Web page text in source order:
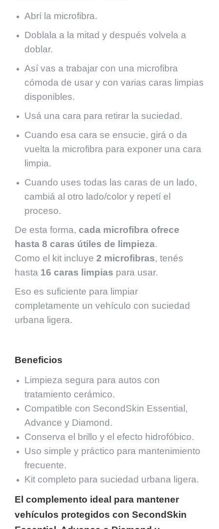
Abrí la microfibra.
Doblala a la mitad y después volvela a
doblar.
Así vas a trabajar con una microfibra
cómoda de usar y con varias caras limpias
disponibles.
Usá una cara para retirar la suciedad.
Cuando esa cara se ensucie, girá o da
vuelta la microfibra para exponer una cara
limpia.
Cuando uses todas las caras de un lado,
cambiá al otro lado/color y repetí el
proceso.
De esta forma, cada microfibra ofrece
hasta 8 caras útiles de limpieza.
Como el kit incluye 2 microfibras, tenés
hasta 16 caras limpias para usar.
Eso es suficiente para limpiar
completamente un vehículo con suciedad
urbana ligera.
Beneficios
Limpieza segura para autos con
tratamiento cerámico.
Compatible con SecondSkin Essential,
Advance y Diamond.
Conserva el brillo y el efecto hidrofóbico.
Uso simple y práctico para mantenimiento
frecuente.
Kit completo para suciedad urbana ligera.
El complemento ideal para mantener
vehículos protegidos con SecondSkin